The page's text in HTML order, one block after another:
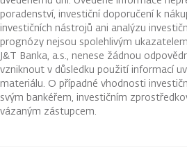
poradenství, investiční doporučení k
investičních nástrojů ani analýzu
prognózy nejsou spolehlivým
J&T Banka, a.s., nenese žádnou
vzniknout v důsledku použití informací
materiálu. O případné vhodnosti
svým bankéřem, investičním
vázaným zástupcem.